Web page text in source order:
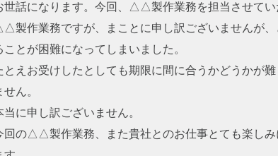
世話になります。今回、△△製作業務を担当させてい
製作業務ですが、まことに申し訳ございませんが
ことが困難になってしまいました。
とえお受けしたとしても期限に間に合うかどうかが
せん。
当に申し訳ございません。
回の△△製作業務、また貴社とのお仕事とても楽し